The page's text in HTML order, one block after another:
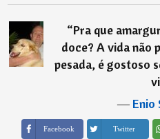
“Pra que
doce? A vida não
pesada, é gostoso
―Enio
Facebook Twitter